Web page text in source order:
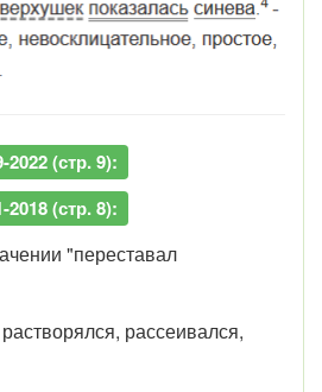
(стр. 9):
(стр. 8):
"переставал
рассеивался,